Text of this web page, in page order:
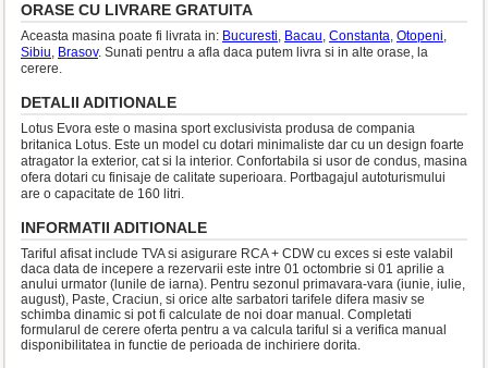
ORASE CU LIVRARE GRATUITA
Aceasta masina poate fi livrata in: Bucuresti, Bacau, Constanta, Otopeni,
Sibiu, Brasov. Sunati pentru a afla daca putem livra si in alte orase, la
cerere.
DETALII ADITIONALE
Lotus Evora este o masina sport exclusivista produsa de compania
britanica Lotus. Este un model cu dotari minimaliste dar cu un design foarte
atragator la exterior, cat si la interior. Confortabila si usor de condus, masina
ofera dotari cu finisaje de calitate superioara. Portbagajul autoturismului
are o capacitate de 160 litri.
INFORMATII ADITIONALE
Tariful afisat include TVA si asigurare RCA + CDW cu exces si este valabil
daca data de incepere a rezervarii este intre 01 octombrie si 01 aprilie a
anului urmator (lunile de iarna). Pentru sezonul primavara-vara (iunie, iulie,
august), Paste, Craciun, si orice alte sarbatori tarifele difera masiv se
schimba dinamic si pot fi calculate de noi doar manual. Completati
formularul de cerere oferta pentru a va calcula tariful si a verifica manual
disponibilitatea in functie de perioada de inchiriere dorita.